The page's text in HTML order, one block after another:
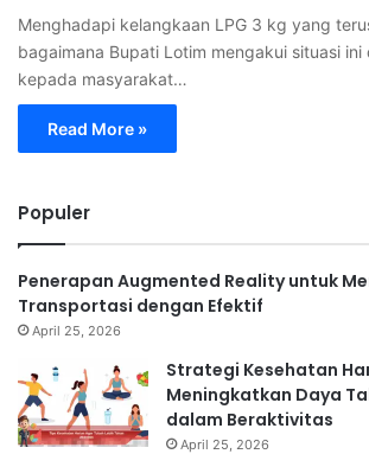
Menghadapi kelangkaan LPG 3 kg yang
bagaimana Bupati Lotim mengakui situasi ini
kepada masyarakat…
Read More »
Populer
Penerapan Augmented Reality untuk
Transportasi dengan Efektif
April 25, 2026
Strategi Kesehatan
Meningkatkan Daya
dalam Beraktivitas
April 25, 2026